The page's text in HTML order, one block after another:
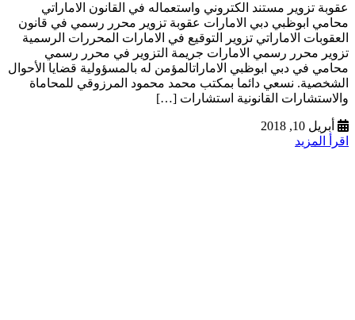
عقوبة تزوير مستند الكتروني واستعماله في القانون الاماراتي
محامي ابوظبي دبي الامارات عقوبة تزوير محرر رسمي في قانون
العقوبات الاماراتي تزوير التوقيع في الامارات المحررات الرسمية
تزوير محرر رسمي الامارات جريمة التزوير في محرر رسمي
محامي في دبي ابوظبي الاماراتالمؤمن له بالمسؤولية قضايا الأحوال
الشخصية. نسعي دائما بمكتب محمد محمود المرزوقي للمحاماة
والاستشارات القانونية استشارات […]
أبريل 10, 2018
اقرأ المزيد